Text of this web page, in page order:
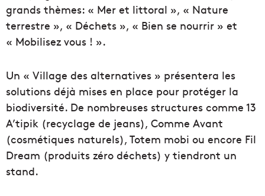
grands thèmes: « Mer et littoral », « Nature
terrestre », « Déchets », « Bien se nourrir » et
« Mobilisez vous ! ».
Un « Village des alternatives » présentera les
solutions déjà mises en place pour protéger la
biodiversité. De nombreuses structures comme 13
A’tipik (recyclage de jeans), Comme Avant
(cosmétiques naturels), Totem mobi ou encore Fil
Dream (produits zéro déchets) y tiendront un
stand.